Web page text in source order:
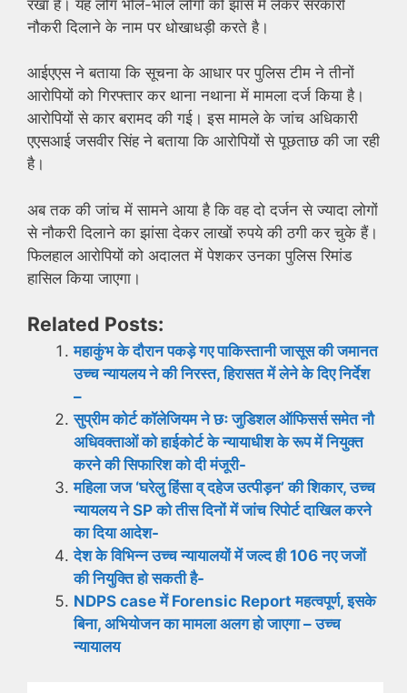
रखा है। यह लोग भोले-भाले लोगों को झांसे में लेकर सरकारी
नौकरी दिलाने के नाम पर धोखाधड़ी करते है।
आईएएस ने बताया कि सूचना के आधार पर पुलिस टीम ने तीनों
आरोपियों को गिरफ्तार कर थाना नथाना में मामला दर्ज किया है।
आरोपियों से कार बरामद की गई। इस मामले के जांच अधिकारी
एएसआई जसवीर सिंह ने बताया कि आरोपियों से पूछताछ की जा रही
है।
अब तक की जांच में सामने आया है कि वह दो दर्जन से ज्यादा लोगों
से नौकरी दिलाने का झांसा देकर लाखों रुपये की ठगी कर चुके हैं।
फिलहाल आरोपियों को अदालत में पेशकर उनका पुलिस रिमांड
हासिल किया जाएगा।
Related Posts:
महाकुंभ के दौरान पकड़े गए पाकिस्तानी जासूस की जमानत
उच्च न्यायलय ने की निरस्त, हिरासत में लेने के दिए निर्देश
–
सुप्रीम कोर्ट कॉलेजियम ने छः जुडिशल ऑफिसर्स समेत नौ
अधिवक्ताओं को हाईकोर्ट के न्यायाधीश के रूप में नियुक्त
करने की सिफारिश को दी मंजूरी-
महिला जज ‘घरेलु हिंसा व् दहेज उत्पीड़न’ की शिकार, उच्च
न्यायलय ने SP को तीस दिनों में जांच रिपोर्ट दाखिल करने
का दिया आदेश-
देश के विभिन्न उच्च न्यायालयों में जल्द ही 106 नए जजों
की नियुक्ति हो सकती है-
NDPS case में Forensic Report महत्वपूर्ण, इसके
बिना, अभियोजन का मामला अलग हो जाएगा – उच्च
न्यायालय